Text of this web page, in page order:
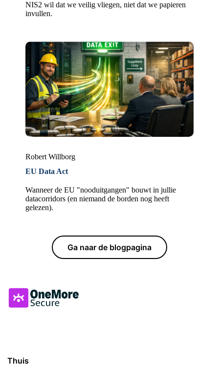
NIS2 wil dat we veilig vliegen, niet dat we papieren
invullen.
Robert Willborg
EU Data Act
Wanneer de EU "nooduitgangen" bouwt in jullie
datacorridors (en niemand de borden nog heeft
gelezen).
Ga naar de blogpagina
Thuis